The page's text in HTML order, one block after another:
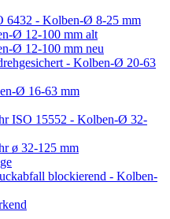
6432 - Kolben-Ø 8-25 mm
Ø 12-100 mm alt
Ø 12-100 mm neu
- Kolben-Ø 20-63
Ø 16-63 mm
ISO 15552 - Kolben-Ø 32-
ø 32-125 mm
blockierend - Kolben-